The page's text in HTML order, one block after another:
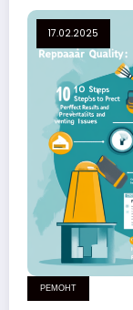
17.02.2025
РЕМОНТ